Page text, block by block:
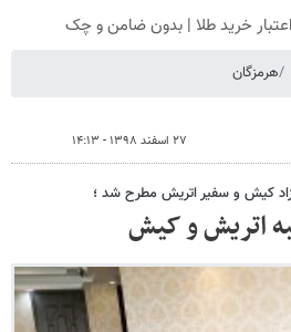
هرمزگان
۲۷ اسفند ۱۳۹۸ - ۱۴:۱۳
کیش و سفیر اتریش مطرح شد ؛
اتریش و کیش